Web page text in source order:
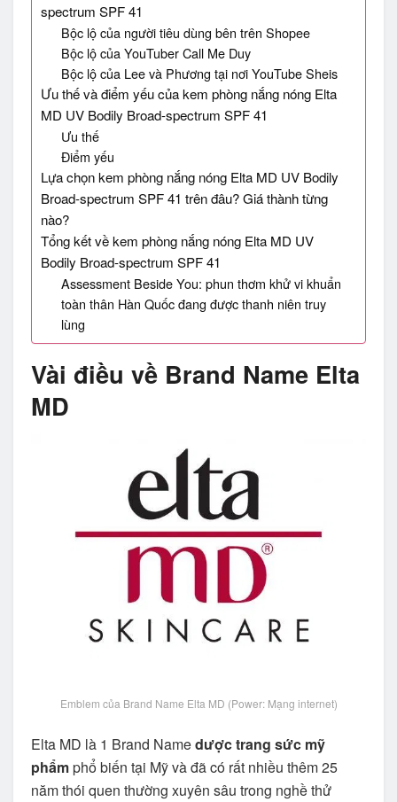
spectrum SPF 41
Bộc lộ của người tiêu dùng bên trên Shopee
Bộc lộ của YouTuber Call Me Duy
Bộc lộ của Lee và Phương tại nơi YouTube Sheis
Ưu thế và điểm yếu của kem phòng nắng nóng Elta
MD UV Bodily Broad-spectrum SPF 41
Ưu thế
Điểm yếu
Lựa chọn kem phòng nắng nóng Elta MD UV Bodily
Broad-spectrum SPF 41 trên đâu? Giá thành từng
nào?
Tổng kết về kem phòng nắng nóng Elta MD UV
Bodily Broad-spectrum SPF 41
Assessment Beside You: phun thơm khử vi khuẩn
toàn thân Hàn Quốc đang được thanh niên truy
lùng
Vài điều về Brand Name Elta
MD
Emblem của Brand Name Elta MD (Power: Mạng internet)
Elta MD là 1 Brand Namedược trang sức mỹ
phẩmphổ biến tại Mỹ và đã có rất nhiều thêm 25
năm thói quen thường xuyên sâu trong nghề thử